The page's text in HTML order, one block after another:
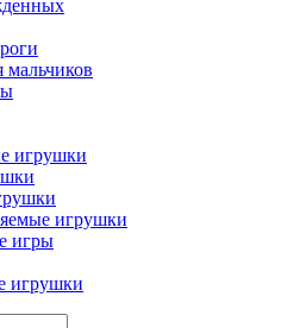
игрушки
игрушки
игры
игрушки